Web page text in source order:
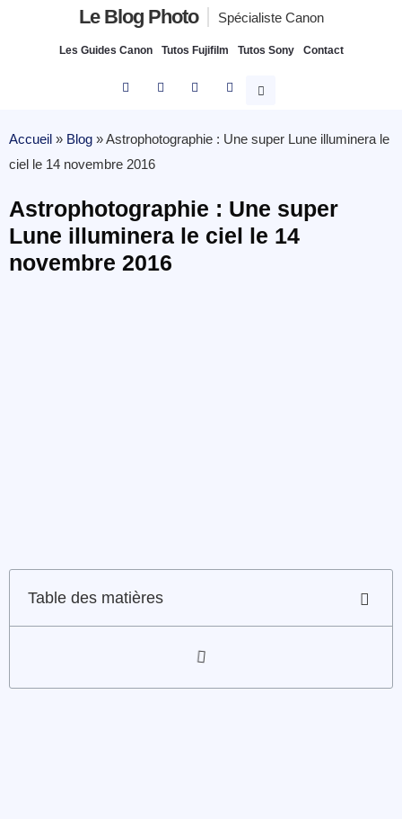
Le Blog Photo Spécialiste Canon
Les Guides Canon Tutos Fujifilm Tutos Sony Contact
Accueil » Blog »Astrophotographie : Une super Lune illuminera le
ciel le 14 novembre 2016
Astrophotographie : Une super
Lune illuminera le ciel le 14
novembre 2016
Table des matières